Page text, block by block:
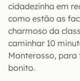
cidadezinha em
como estão as
charmoso da
caminhar 10
Monterosso,
bonito.